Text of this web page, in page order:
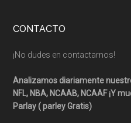
CONTACTO
¡No dudes en contactarnos!
Analizamos diariamente
NFL, NBA, NCAAB, NCAAF ¡Y
Parlay ( parley Gratis)